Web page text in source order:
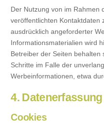
Der Nutzung von im Rahmen
veröffentlichten Kontaktdaten
ausdrücklich angeforderter
Informationsmaterialien wird
Betreiber der Seiten behalten
Schritte im Falle der
Werbeinformationen, etwa
4.
Cookies